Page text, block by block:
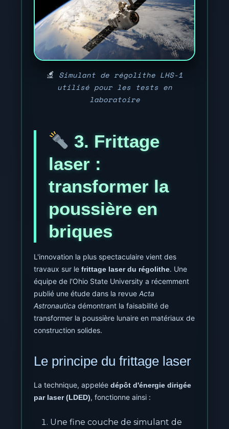
Simulant de régolithe LHS-1
utilisé pour les tests en
laboratoire
3. Frittage
laser :
transformer la
poussière en
briques
L'innovation la plus spectaculaire vient des
travaux sur le frittage laser du régolithe. Une
équipe de l'Ohio State University a récemment
publié une étude dans la revue Acta
Astronautica démontrant la faisabilité de
transformer la poussière lunaire en matériaux de
construction solides.
Le principe du frittage laser
La technique, appelée dépôt d'énergie dirigée
par laser (LDED), fonctionne ainsi :
Une fine couche de simulant de